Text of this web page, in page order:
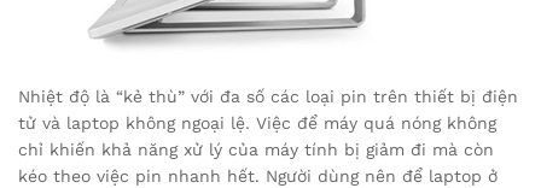
Nhiệt độ là “kẻ thù” với đa số các loại pin trên thiết bị điện
tử và laptop không ngoại lệ. Việc để máy quá nóng không
chỉ khiến khả năng xử lý của máy tính bị giảm đi mà còn
kéo theo việc pin nhanh hết. Người dùng nên để laptop ở